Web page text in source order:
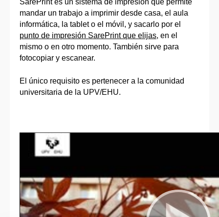
SarePrint es un sistema de impresión que permite
mandar un trabajo a imprimir desde casa, el aula
informática, la tablet o el móvil, y sacarlo por el
punto de impresión SarePrint que elijas, en el
mismo o en otro momento. También sirve para
fotocopiar y escanear.
El único requisito es pertenecer a la comunidad
universitaria de la UPV/EHU.